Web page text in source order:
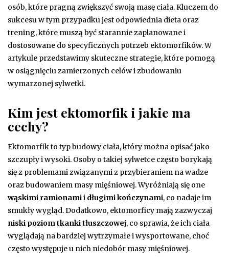
osób, które pragną zwiększyć swoją masę ciała. Kluczem do
sukcesu w tym przypadku jest odpowiednia dieta oraz
trening, które muszą być starannie zaplanowane i
dostosowane do specyficznych potrzeb ektomorfików. W
artykule przedstawimy skuteczne strategie, które pomogą
w osiągnięciu zamierzonych celów i zbudowaniu
wymarzonej sylwetki.
Kim jest ektomorfik i jakie ma
cechy?
Ektomorfik to typ budowy ciała, który można opisać jako
szczupły i wysoki. Osoby o takiej sylwetce często borykają
się z problemami związanymi z przybieraniem na wadze
oraz budowaniem masy mięśniowej. Wyróżniają się one
wąskimi ramionamii długimi kończynami, co nadaje im
smukły wygląd. Dodatkowo, ektomorficy mają zazwyczaj
niski poziom tkanki tłuszczowej, co sprawia, że ich ciała
wyglądają na bardziej wytrzymałe i wysportowane, choć
często występuje u nich niedobór masy mięśniowej.